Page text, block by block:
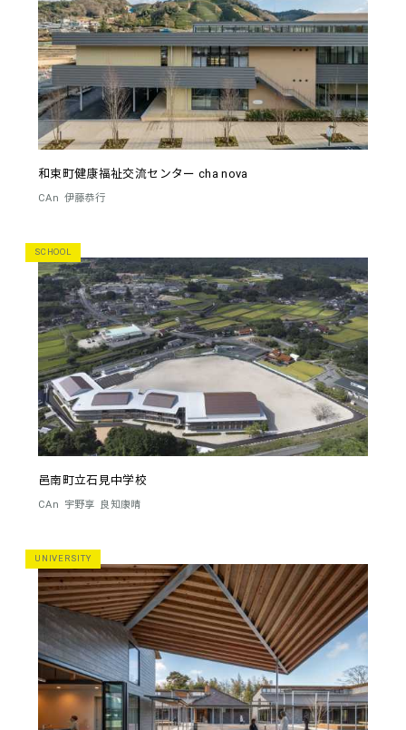
和束町健康福祉交流センター cha nova
CAn 伊藤恭行
SCHOOL
邑南町立石見中学校
CAn 宇野享 良知康晴
UNIVERSITY